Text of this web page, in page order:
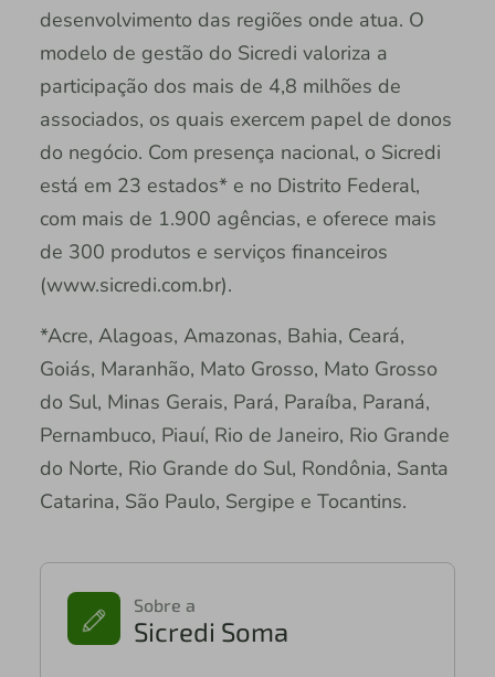
desenvolvimento das regiões onde atua. O
modelo de gestão do Sicredi valoriza a
participação dos mais de 4,8 milhões de
associados, os quais exercem papel de donos
do negócio. Com presença nacional, o Sicredi
está em 23 estados* e no Distrito Federal,
com mais de 1.900 agências, e oferece mais
de 300 produtos e serviços financeiros
(www.sicredi.com.br).
*Acre, Alagoas, Amazonas, Bahia, Ceará,
Goiás, Maranhão, Mato Grosso, Mato Grosso
do Sul, Minas Gerais, Pará, Paraíba, Paraná,
Pernambuco, Piauí, Rio de Janeiro, Rio Grande
do Norte, Rio Grande do Sul, Rondônia, Santa
Catarina, São Paulo, Sergipe e Tocantins.
Sobre a
Sicredi Soma